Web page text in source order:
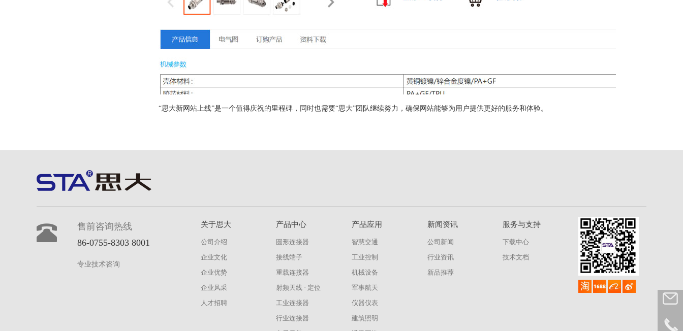
“思大新网站上线”是一个值得庆祝的里程碑，同时也需要“思大”团队继续努力，确保网站能够为用户提供更好的服务和体验。
售前咨询热线
86-0755-8303 8001
专业技术咨询
关于思大
公司介绍
企业文化
企业优势
企业风采
人才招聘
产品中心
圆形连接器
接线端子
重载连接器
射频天线 · 定位
工业连接器
行业连接器
产品应用
智慧交通
工业控制
机械设备
军事航天
仪器仪表
建筑照明
新闻资讯
公司新闻
行业资讯
新品推荐
服务与支持
下载中心
技术文档